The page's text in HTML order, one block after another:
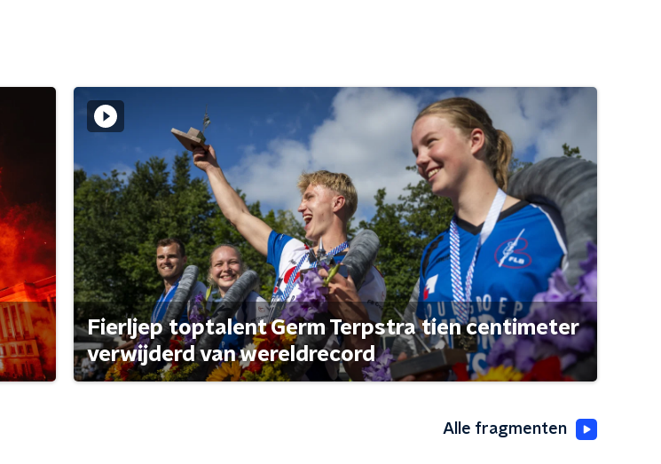
Fierljep toptalent Germ Terpstra tien centimeter
verwijderd van wereldrecord
Alle fragmenten